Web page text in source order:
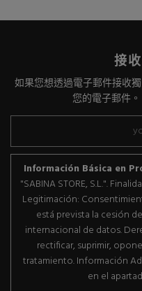
接
如果您想透過電子郵件接收
您的電子郵件
Información Básica en
"SABINA STORE, S.L.".
Legitimación:
está prevista la cesión
internacional de datos.
rectificar, suprimir,
tratamiento. Información
en el